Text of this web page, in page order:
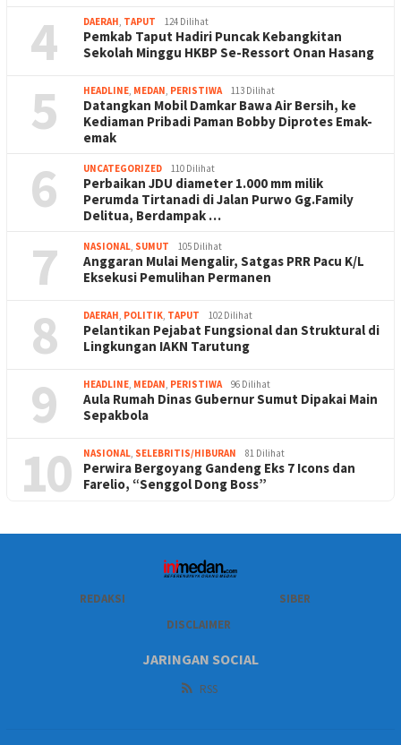
4 DAERAH, TAPUT 124 Dilihat
Pemkab Taput Hadiri Puncak Kebangkitan
Sekolah Minggu HKBP Se-Ressort Onan Hasang
5 HEADLINE, MEDAN, PERISTIWA 113 Dilihat
Datangkan Mobil Damkar Bawa Air Bersih, ke
Kediaman Pribadi Paman Bobby Diprotes Emak-
emak
6 UNCATEGORIZED 110 Dilihat
Perbaikan JDU diameter 1.000 mm milik
Perumda Tirtanadi di Jalan Purwo Gg.Family
Delitua, Berdampak …
7 NASIONAL, SUMUT 105 Dilihat
Anggaran Mulai Mengalir, Satgas PRR Pacu K/L
Eksekusi Pemulihan Permanen
8 DAERAH, POLITIK, TAPUT 102 Dilihat
Pelantikan Pejabat Fungsional dan Struktural di
Lingkungan IAKN Tarutung
9 HEADLINE, MEDAN, PERISTIWA 96 Dilihat
Aula Rumah Dinas Gubernur Sumut Dipakai Main
Sepakbola
10 NASIONAL, SELEBRITIS/HIBURAN 81 Dilihat
Perwira Bergoyang Gandeng Eks 7 Icons dan
Farelio, “Senggol Dong Boss”
REDAKSI
SIBER
DISCLAIMER
JARINGAN SOCIAL
RSS